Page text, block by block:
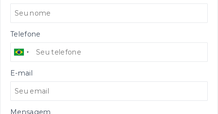
Telefone
E-mail
Mensagem